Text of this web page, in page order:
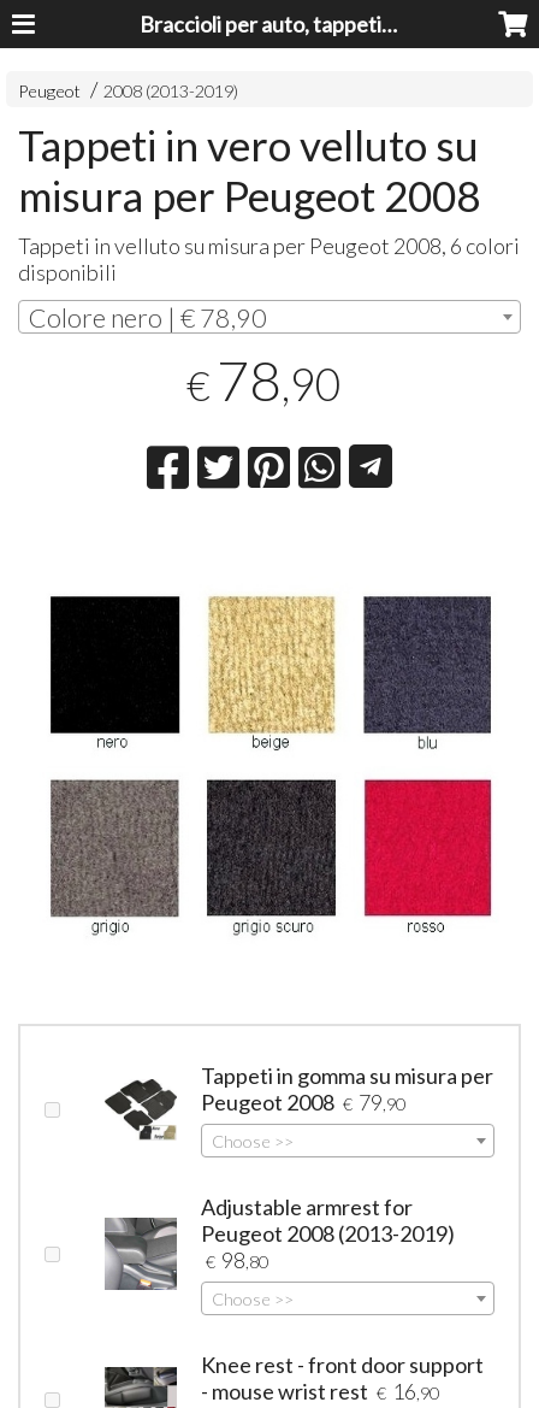
Braccioli per auto, tappeti auto, accessori auto MADE IN ITALY - Armrests, Mittelarmlehnen, Accoundoirs
Peugeot 2008 (2013-2019)
Tappeti in vero velluto su
misura per Peugeot 2008
Tappeti in velluto su misura per Peugeot 2008, 6 colori
disponibili
Colore nero | € 78,90
€ 78,90
Tappeti in gomma su misura per
Peugeot 2008 € 79 ,90
Choose >>
Adjustable armrest for
Peugeot 2008 (2013-2019)
€ 98 ,80
Choose >>
Knee rest - front door support
- mouse wrist rest € 16 ,90